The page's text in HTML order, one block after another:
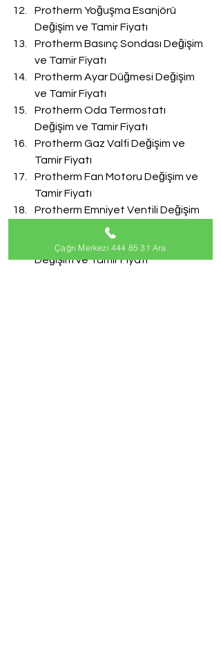
Protherm Yoğuşma Esanjörü
Değişim ve Tamir Fiyatı
Protherm Basınç Sondası Değişim
ve Tamir Fiyatı
Protherm Ayar Düğmesi Değişim
ve Tamir Fiyatı
Protherm Oda Termostatı
Değişim ve Tamir Fiyatı
Protherm Gaz Valfi Değişim ve
Tamir Fiyatı
Protherm Fan Motoru Değişim ve
Tamir Fiyatı
Protherm Emniyet Ventili Değişim
ve Tamir Fiyatı
Protherm Doldurma Musluğu
Değişim ve Tamir Fiyatı
Çağrı Merkezi 444 85 31 Ara